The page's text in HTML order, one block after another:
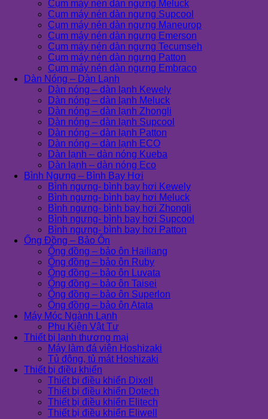
Cụm máy nén dàn ngưng Meluck
Cụm máy nén dàn ngưng Supcool
Cụm máy nén dàn ngưng Maneurop
Cụm máy nén dàn ngưng Emerson
Cụm máy nén dàn ngưng Tecumseh
Cụm máy nén dàn ngưng Patton
Cụm máy nén dàn ngưng Embraco
Dàn Nóng – Dàn Lạnh
Dàn nóng – dàn lạnh Kewely
Dàn nóng – dàn lạnh Meluck
Dàn nóng – dàn lạnh Zhongli
Dàn nóng – dàn lạnh Supcool
Dàn nóng – dàn lạnh Patton
Dàn nóng – dàn lạnh ECO
Dàn lạnh – dàn nóng Kueba
Dàn lạnh – dàn nóng Eco
Bình Ngưng – Bình Bay Hơi
Bình ngưng- bình bay hơi Kewely
Bình ngưng- bình bay hơi Meluck
Bình ngưng- bình bay hơi Zhongli
Bình ngưng- bình bay hơi Supcool
Bình ngưng- bình bay hơi Patton
Ống Đồng – Bảo Ôn
Ống đồng – bảo ôn Hailiang
Ống đồng – bảo ôn Ruby
Ống đồng – bảo ôn Luvata
Ống đồng – bảo ôn Taisei
Ống đồng – bảo ôn Superlon
Ống đồng – bảo ôn Atata
Máy Móc Ngành Lạnh
Phụ Kiện Vật Tư
Thiết bị lạnh thương mại
Máy làm đá viên Hoshizaki
Tủ đông, tủ mát Hoshizaki
Thiết bị điều khiển
Thiết bị điều khiển Dixell
Thiết bị điều khiển Dotech
Thiết bị điều khiển Elitech
Thiết bị điều khiển Eliwell